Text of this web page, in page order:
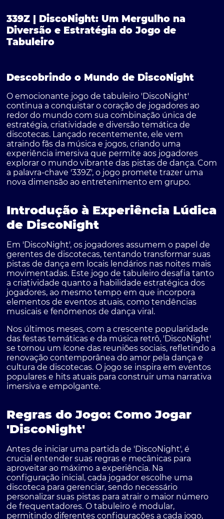
339Z | DiscoNight: Um Mergulho na
Diversão e Estratégia do Jogo de
Tabuleiro
Descobrindo o Mundo de DiscoNight
O emocionante jogo de tabuleiro 'DiscoNight'
continua a conquistar o coração de jogadores ao
redor do mundo com sua combinação única de
estratégia, criatividade e diversão temática de
discotecas. Lançado recentemente, ele vem
atraindo fãs da música e jogos, criando uma
experiência imersiva que permite aos jogadores
explorar o mundo vibrante das pistas de dança. Com
a palavra-chave '339Z', o jogo promete trazer uma
nova dimensão ao entretenimento em grupo.
Introdução à Experiência Lúdica
de DiscoNight
Em 'DiscoNight', os jogadores assumem o papel de
gerentes de discotecas, tentando transformar suas
pistas de dança em locais lendários nas noites mais
movimentadas. Este jogo de tabuleiro desafia tanto
a criatividade quanto a habilidade estratégica dos
jogadores, ao mesmo tempo em que incorpora
elementos de eventos atuais, como tendências
musicais e fenômenos de dança viral.
Nos últimos meses, com a crescente popularidade
das festas temáticas e da música retrô, 'DiscoNight'
se tornou um ícone das reuniões sociais, refletindo a
renovação contemporânea do amor pela dança e
cultura de discotecas. O jogo se inspira em eventos
populares e hits atuais para construir uma narrativa
imersiva e empolgante.
Regras do Jogo: Como Jogar
'DiscoNight'
Antes de iniciar uma partida de 'DiscoNight', é
crucial entender suas regras e mecânicas para
aproveitar ao máximo a experiência. Na
configuração inicial, cada jogador escolhe uma
discoteca para gerenciar, sendo necessário
personalizar suas pistas para atrair o maior número
de frequentadores. O tabuleiro é modular,
permitindo diferentes configurações a cada jogo,